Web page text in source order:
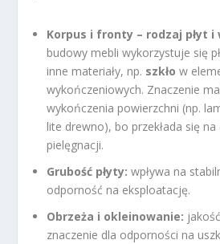
Korpus i fronty – rodzaj płyt i
budowy mebli wykorzystuje się
inne materiały, np. szkło w
wykończeniowych. Znaczenie
wykończenia powierzchni (np.
lite drewno), bo przekłada się
pielęgnacji.
Grubość płyty: wpływa na
odporność na eksploatację.
Obrzeża i okleinowanie:
znaczenie dla odporności na